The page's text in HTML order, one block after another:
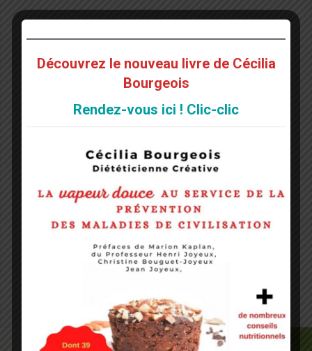
Notify me of followup comments via e-mail. You can
without commenting.
Découvrez le nouveau livre de Cécilia
Bourgeois
Rendez-vous ici ! Clic-clic